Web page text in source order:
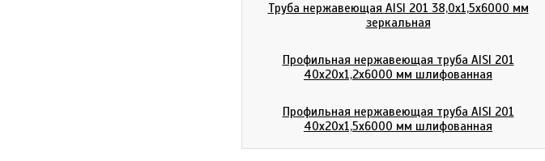
Труба нержавеющая AISI 201 38,0х1,5х6000 мм
зеркальная
Профильная нержавеющая труба AISI 201
40х20х1,2х6000 мм шлифованная
Профильная нержавеющая труба AISI 201
40х20х1,5х6000 мм шлифованная